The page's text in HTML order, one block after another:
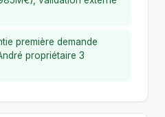
première demande
propriétaire 3